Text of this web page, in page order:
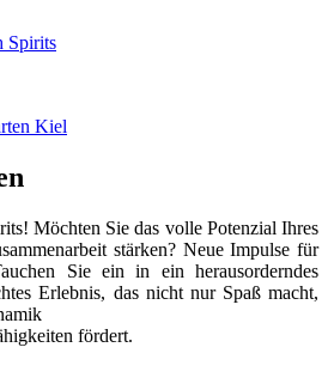
Spirits
Möchten Sie das volle Potenzial Ihres
stärken? Neue Impulse für
Sie ein in ein herausorderndes
Erlebnis, das nicht nur Spaß macht,
fördert.